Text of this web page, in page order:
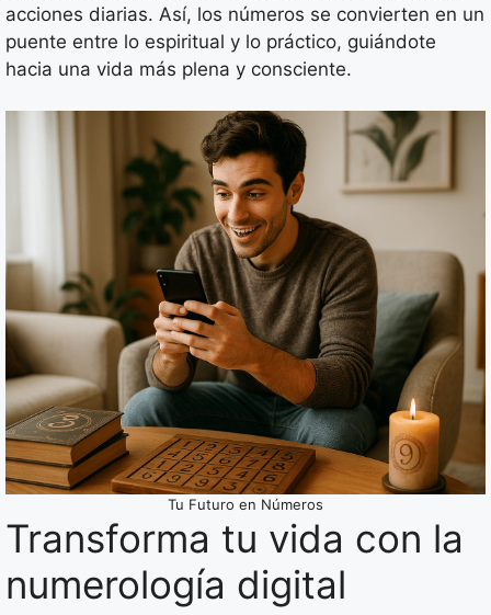
acciones diarias. Así, los números se convierten en un
puente entre lo espiritual y lo práctico, guiándote
hacia una vida más plena y consciente.
Tu Futuro en Números
Transforma tu vida con la
numerología digital